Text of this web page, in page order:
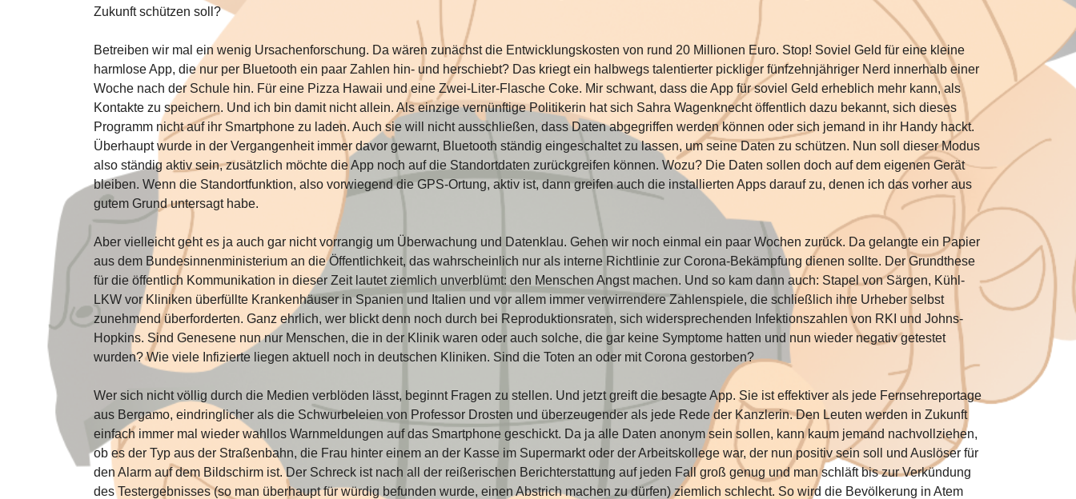
Zukunft schützen soll?
Betreiben wir mal ein wenig Ursachenforschung. Da wären zunächst die Entwicklungskosten von rund 20 Millionen Euro. Stop! Soviel Geld für eine kleine
harmlose App, die nur per Bluetooth ein paar Zahlen hin- und herschiebt? Das kriegt ein halbwegs talentierter pickliger fünfzehnjähriger Nerd innerhalb einer
Woche nach der Schule hin. Für eine Pizza Hawaii und eine Zwei-Liter-Flasche Coke. Mir schwant, dass die App für soviel Geld erheblich mehr kann, als
Kontakte zu speichern. Und ich bin damit nicht allein. Als einzige vernünftige Politikerin hat sich Sahra Wagenknechtöffentlich dazu bekannt, sich dieses
Programm nicht auf ihr Smartphone zu laden. Auch sie will nicht ausschließen, dass Daten abgegriffen werden können oder sich jemand in ihr Handy hackt.
Überhaupt wurde in der Vergangenheit immer davor gewarnt, Bluetooth ständig eingeschaltet zu lassen, um seine Daten zu schützen. Nun soll dieser Modus
also ständig aktiv sein, zusätzlich möchte die App noch auf die Standortdaten zurückgreifen können. Wozu? Die Daten sollen doch auf dem eigenen Gerät
bleiben. Wenn die Standortfunktion, also vorwiegend die GPS-Ortung, aktiv ist, dann greifen auch die installierten Apps darauf zu, denen ich das vorher aus
gutem Grund untersagt habe.
Aber vielleicht geht es ja auch gar nicht vorrangig um Überwachung und Datenklau. Gehen wir noch einmal ein paar Wochen zurück. Da gelangte ein Papier
aus dem Bundesinnenministerium an die Öffentlichkeit, das wahrscheinlich nur als interne Richtlinie zur Corona-Bekämpfung dienen sollte. Der Grundthese
für die öffentlich Kommunikation in dieser Zeit lautet ziemlich unverblümt: den Menschen Angst machen. Und so kam dann auch: Stapel von Särgen, Kühl-
LKW vor Kliniken überfüllte Krankenhäuser in Spanien und Italien und vor allem immer verwirrendere Zahlenspiele, die schließlich ihre Urheber selbst
zunehmend überforderten. Ganz ehrlich, wer blickt denn noch durch bei Reproduktionsraten, sich widersprechenden Infektionszahlen von RKI und Johns-
Hopkins. Sind Genesene nun nur Menschen, die in der Klinik waren oder auch solche, die gar keine Symptome hatten und nun wieder negativ getestet
wurden? Wie viele Infizierte liegen aktuell noch in deutschen Kliniken. Sind die Toten an oder mit Corona gestorben?
Wer sich nicht völlig durch die Medien verblöden lässt, beginnt Fragen zu stellen. Und jetzt greift die besagte App. Sie ist effektiver als jede Fernsehreportage
aus Bergamo, eindringlicher als die Schwurbeleien von Professor Drosten und überzeugender als jede Rede der Kanzlerin. Den Leuten werden in Zukunft
einfach immer mal wieder wahllos Warnmeldungen auf das Smartphone geschickt. Da ja alle Daten anonym sein sollen, kann kaum jemand nachvollziehen,
ob es der Typ aus der Straßenbahn, die Frau hinter einem an der Kasse im Supermarkt oder der Arbeitskollege war, der nun positiv sein soll und Auslöser für
den Alarm auf dem Bildschirm ist. Der Schreck ist nach all der reißerischen Berichterstattung auf jeden Fall groß genug und man schläft bis zur Verkündung
des Testergebnisses (so man überhaupt für würdig befunden wurde, einen Abstrich machen zu dürfen) ziemlich schlecht. So wird die Bevölkerung in Atem